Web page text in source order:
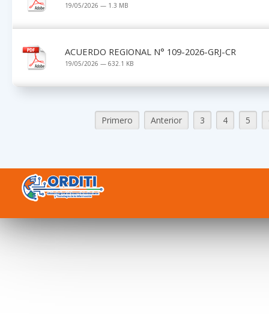
19/05/2026 — 1.3 MB
ACUERDO REGIONAL N° 109-2026-GRJ-CR
19/05/2026 — 632.1 KB
Primero Anterior 3 4 5